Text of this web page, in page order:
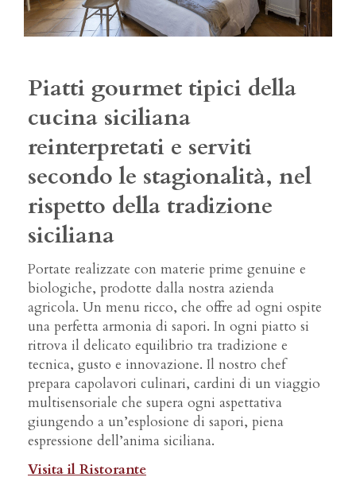
Piatti gourmet tipici della
cucina siciliana
reinterpretati e serviti
secondo le stagionalità, nel
rispetto della tradizione
siciliana
Portate realizzate con materie prime genuine e
biologiche, prodotte dalla nostra azienda
agricola. Un menu ricco, che offre ad ogni ospite
una perfetta armonia di sapori. In ogni piatto si
ritrova il delicato equilibrio tra tradizione e
tecnica, gusto e innovazione. Il nostro chef
prepara capolavori culinari, cardini di un viaggio
multisensoriale che supera ogni aspettativa
giungendo a un’esplosione di sapori, piena
espressione dell’anima siciliana.
Visita il Ristorante